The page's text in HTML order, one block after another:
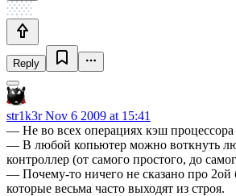
Reply
str1k3rNov 6 2009 at 15:41
— Не во всех операциях кэш процессора
— В любой копьютер можно воткнуть
контроллер (от самого простого, до
— Почему-то ничего не сказано про 2ой
которые весьма часто выходят из строя.